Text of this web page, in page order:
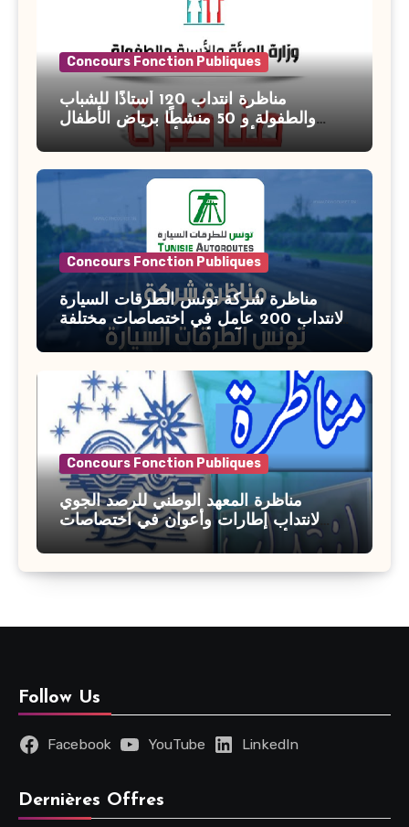
Concours Fonction Publiques
مناظرة انتداب 120 أستاذًا للشباب
والطفولة و 50 منشطًا برياض الأطفال
بوزارة الأسرة والمرأة والطفولة وكبار
السن آخر أجل للتسجيل : 27 جويلية 2026
Concours Fonction Publiques
مناظرة شركة تونس الطرقات السيارة
لانتداب 200 عامل في اختصاصات مختلفة
آخر أجل : 21 جويلية 2026
Concours Fonction Publiques
مناظرة المعهد الوطني للرصد الجوي
لانتداب إطارات وأعوان في اختصاصات
مختلفة : أخر اجل للترشح 27 جويلية 2026
Follow Us
Facebook YouTube LinkedIn
Dernières Offres